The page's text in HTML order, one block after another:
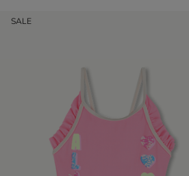
SALE